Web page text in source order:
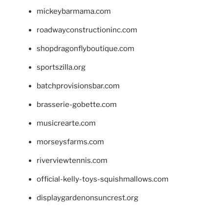
mickeybarmama.com
roadwayconstructioninc.com
shopdragonflyboutique.com
sportszilla.org
batchprovisionsbar.com
brasserie-gobette.com
musicrearte.com
morseysfarms.com
riverviewtennis.com
official-kelly-toys-squishmallows.com
displaygardenonsuncrest.org